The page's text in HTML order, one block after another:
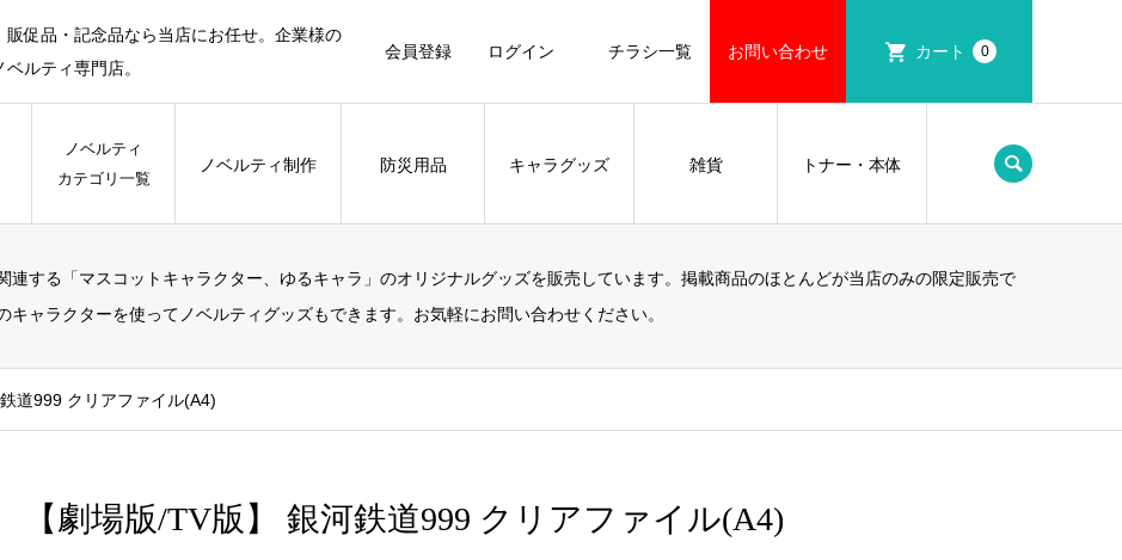
促品・記念品なら当店にお任せ。企業様の
ルティ専門店。
会員登録 ログイン チラシ一覧 お問い合わせ カート 0
ノベルティ
カテゴリ一覧
ノベルティ制作 防災用品 キャラグッズ 雑貨 トナー・本体
連する「マスコットキャラクター、ゆるキャラ」のオリジナルグッズを販売しています。掲載商品のほとんどが当店のみの限定販売で
キャラクターを使ってノベルティグッズもできます。お気軽にお問い合わせください。
道999 クリアファイル(A4)
【劇場版/TV版】 銀河鉄道999 クリアファイル(A4)